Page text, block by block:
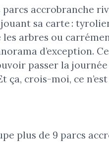
parcs accrobranche
sa carte :
arbres ou
d’exception.
passer la
ça, crois-moi, ce
plus de 9 parcs